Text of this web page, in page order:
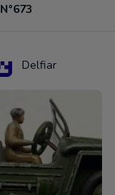
Delfiar